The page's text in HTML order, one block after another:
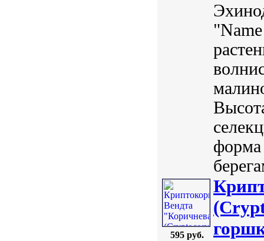
форма
595 руб.